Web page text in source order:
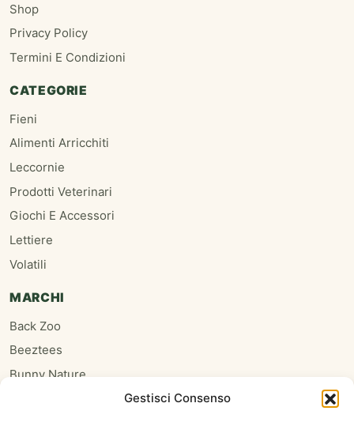
Gestisci Consenso
Shop
Privacy Policy
Termini E Condizioni
CATEGORIE
Fieni
Alimenti Arricchiti
Leccornie
Prodotti Veterinari
Giochi E Accessori
Lettiere
Volatili
MARCHI
Back Zoo
Beeztees
Bunny Nature